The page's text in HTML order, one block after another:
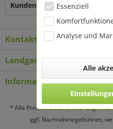
Kunden kauften auch
Kontakt
Landgard Deko &
Informationen
* Alle Preise verstehen sich zzgl.
ggf. Nachnahmegebühren,
Essenziell
Analyse und
Alle